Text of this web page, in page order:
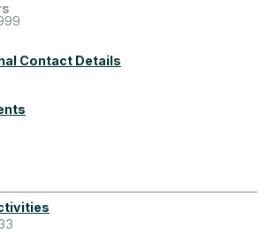
Contact Details